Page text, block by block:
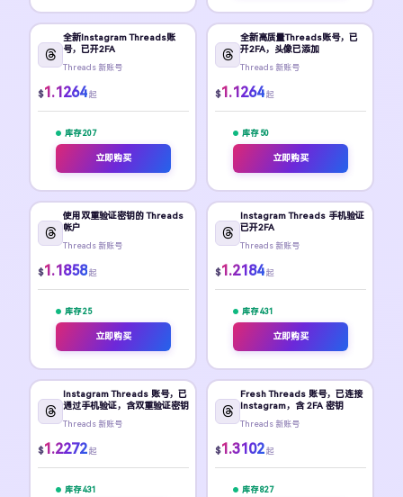
全新Instagram Threads账
号，已开2FA
Threads 新账号
$1.1264 起
库存 207
立即购买
全新高质量Threads账号，已
开2FA，头像已添加
Threads 新账号
$1.1264 起
库存 50
立即购买
使用双重验证密钥的 Threads
帐户
Threads 新账号
$1.1858 起
库存 25
立即购买
Instagram Threads 手机验证
已开2FA
Threads 新账号
$1.2184 起
库存 431
立即购买
Instagram Threads 账号，已
通过手机验证，含双重验证密钥
Threads 新账号
$1.2272 起
库存 431
Fresh Threads 账号，已连接
Instagram，含 2FA 密钥
Threads 新账号
$1.3102 起
库存 827